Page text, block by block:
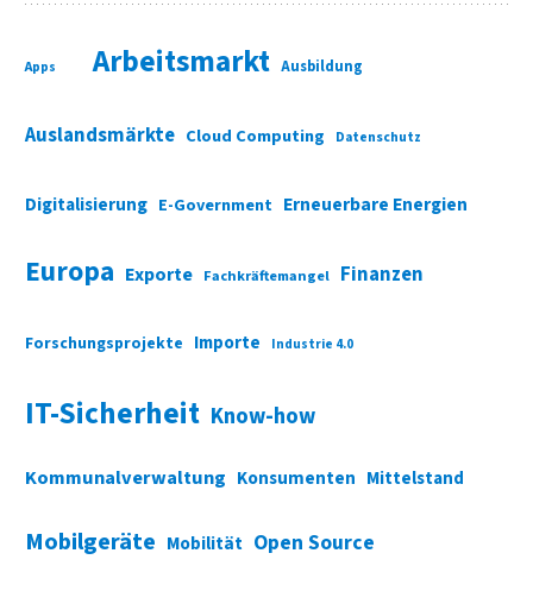
Apps Arbeitsmarkt Ausbildung
Auslandsmärkte Cloud Computing Datenschutz
Digitalisierung E-Government Erneuerbare Energien
Europa Exporte Fachkräftemangel Finanzen
Forschungsprojekte Importe Industrie 4.0
IT-Sicherheit Know-how
Kommunalverwaltung Konsumenten Mittelstand
Mobilgeräte Mobilität Open Source